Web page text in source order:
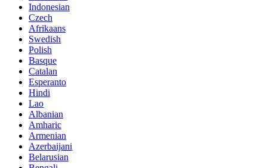
Indonesian
Czech
Afrikaans
Swedish
Polish
Basque
Catalan
Esperanto
Hindi
Lao
Albanian
Amharic
Armenian
Azerbaijani
Belarusian